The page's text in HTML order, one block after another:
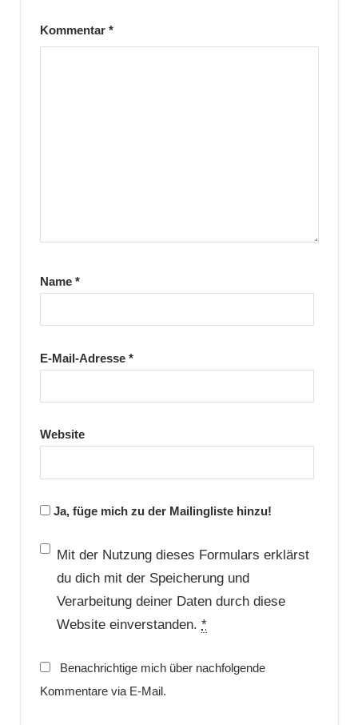
Kommentar *
Name *
E-Mail-Adresse *
Website
Ja, füge mich zu der Mailingliste hinzu!
Mit der Nutzung dieses Formulars erklärst
du dich mit der Speicherung und
Verarbeitung deiner Daten durch diese
Website einverstanden. *
Benachrichtige mich über nachfolgende
Kommentare via E-Mail.